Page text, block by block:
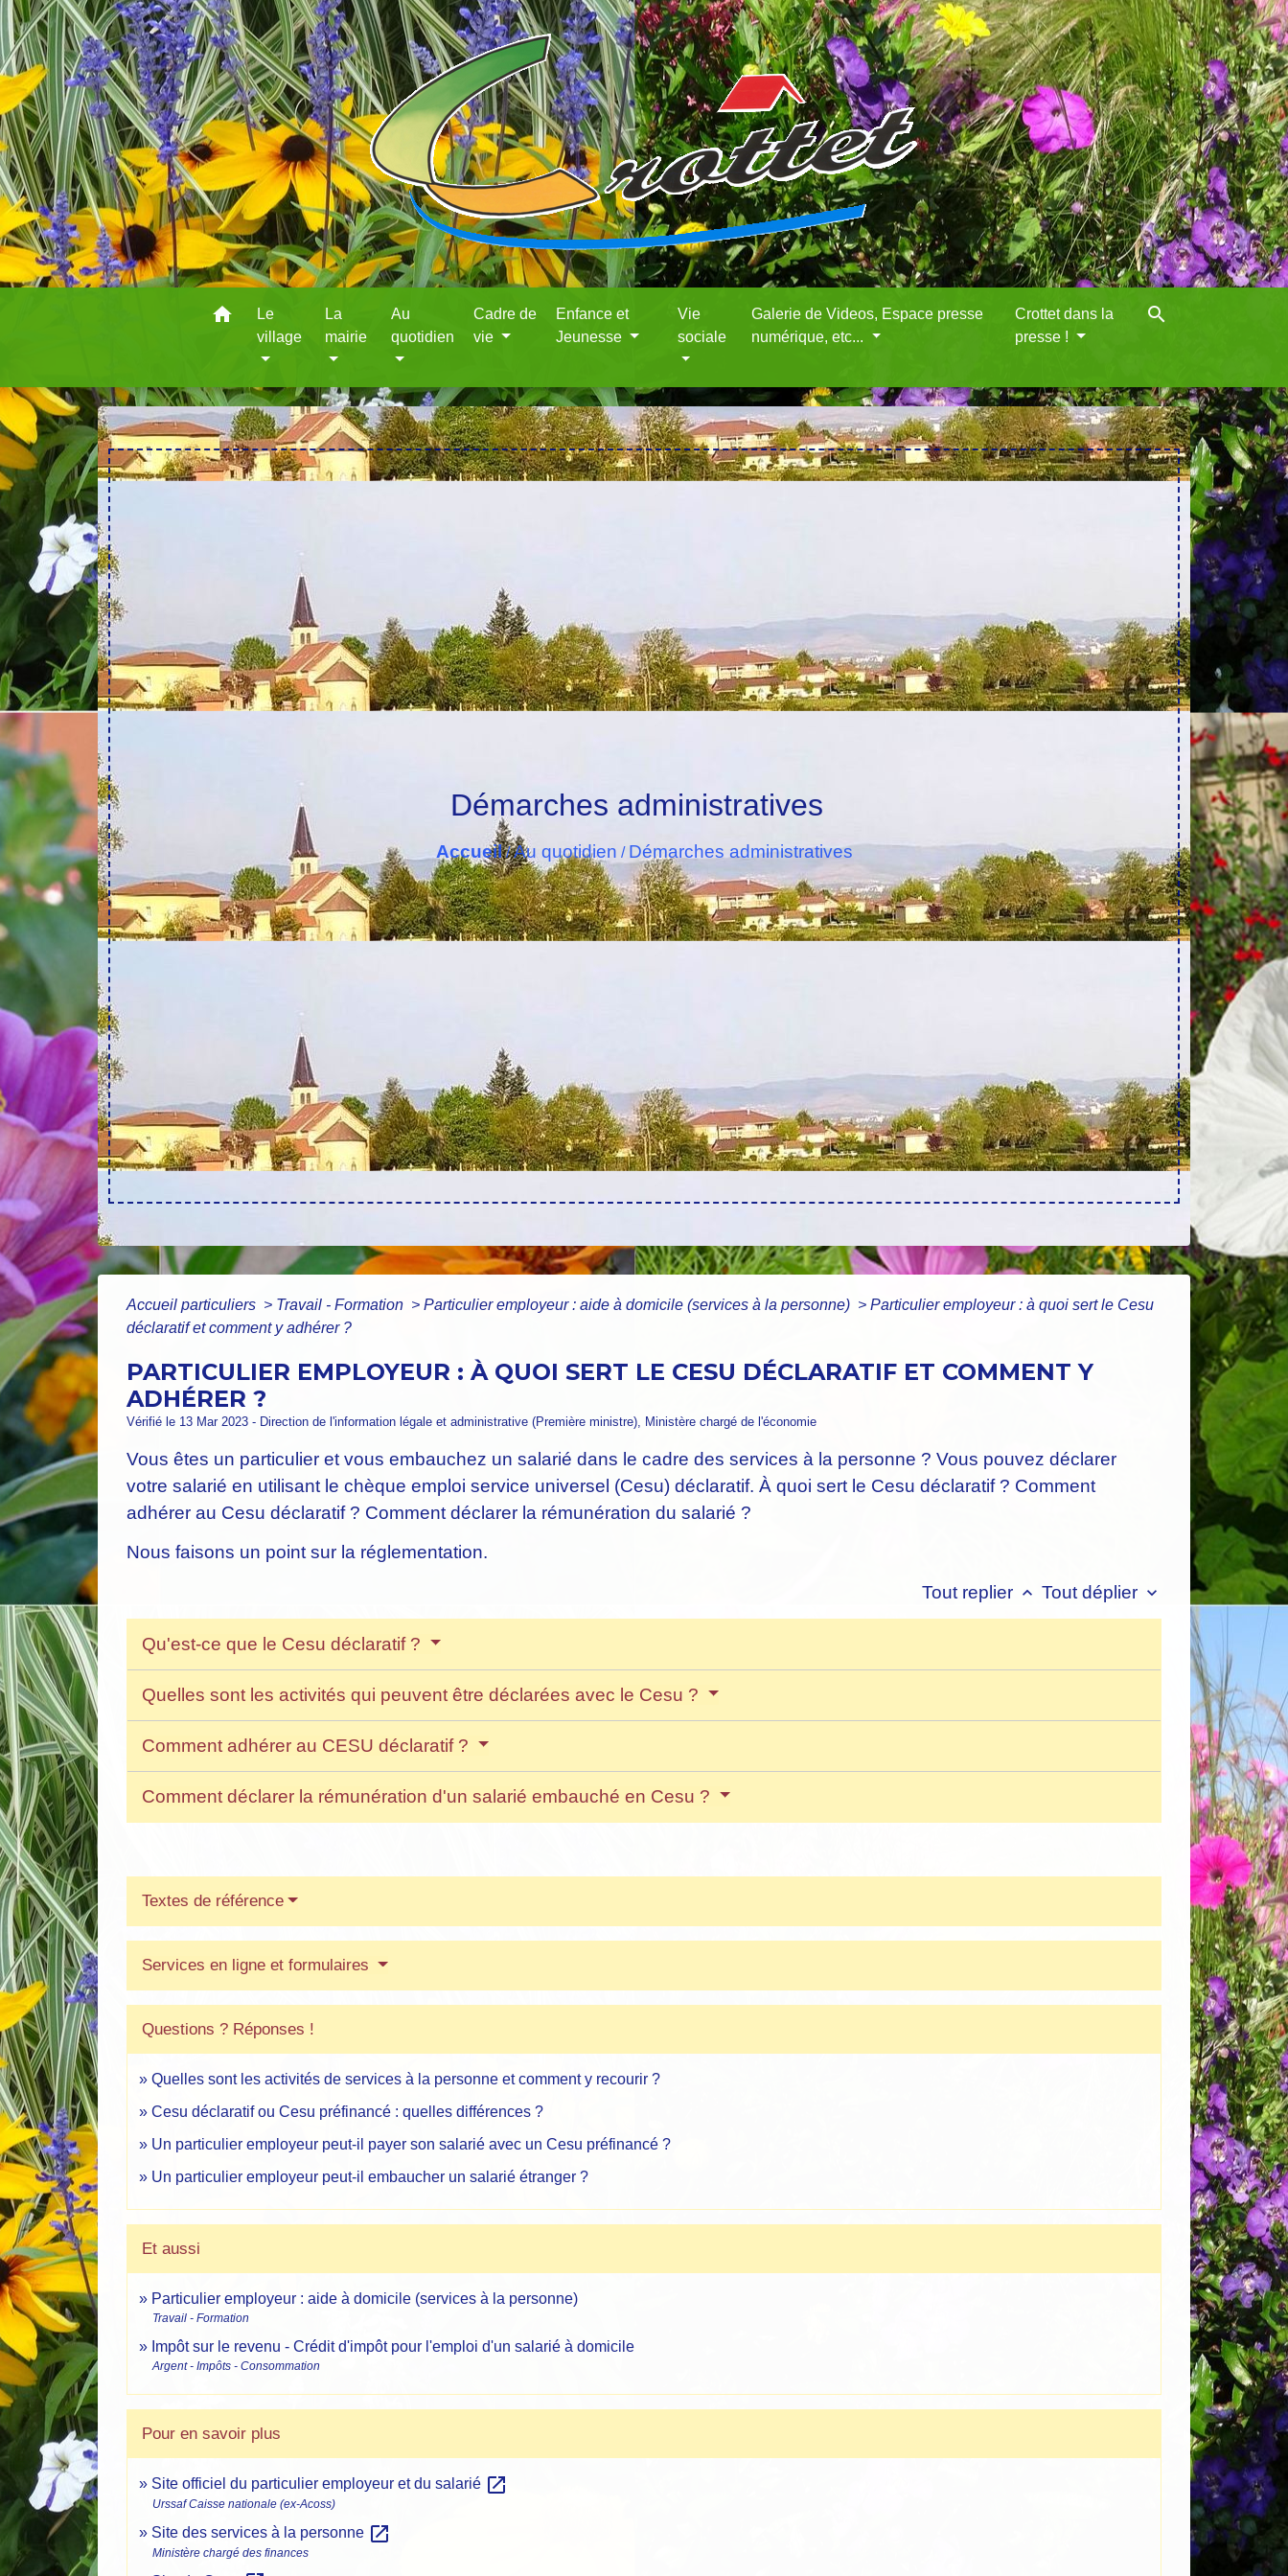
home
Le
village
La
mairie
Au
quotidien
Cadre de
vie
Enfance et
Jeunesse
Vie
sociale
Galerie de Videos, Espace presse
numérique, etc...
Crottet dans la
presse !
search
Démarches administratives
Accueil/Au quotidien / Démarches administratives
Accueil particuliers > Travail - Formation > Particulier employeur : aide à domicile (services à la personne) > Particulier employeur : à quoi sert le Cesu
déclaratif et comment y adhérer ?
PARTICULIER EMPLOYEUR : À QUOI SERT LE CESU DÉCLARATIF ET COMMENT Y
ADHÉRER ?
Vérifié le 13 Mar 2023 - Direction de l'information légale et administrative (Première ministre), Ministère chargé de l'économie
Vous êtes un particulier et vous embauchez un salarié dans le cadre des services à la personne ? Vous pouvez déclarer
votre salarié en utilisant le chèque emploi service universel (Cesu) déclaratif. À quoi sert le Cesu déclaratif ? Comment
adhérer au Cesu déclaratif ? Comment déclarer la rémunération du salarié ?
Nous faisons un point sur la réglementation.
Tout replier keyboard_arrow_up Tout déplier keyboard_arrow_down
Qu'est-ce que le Cesu déclaratif ?
Quelles sont les activités qui peuvent être déclarées avec le Cesu ?
Comment adhérer au CESU déclaratif ?
Comment déclarer la rémunération d'un salarié embauché en Cesu ?
Textes de référence
Services en ligne et formulaires
Questions ? Réponses !
Quelles sont les activités de services à la personne et comment y recourir ?
Cesu déclaratif ou Cesu préfinancé : quelles différences ?
Un particulier employeur peut-il payer son salarié avec un Cesu préfinancé ?
Un particulier employeur peut-il embaucher un salarié étranger ?
Et aussi
Particulier employeur : aide à domicile (services à la personne)
Travail - Formation
Impôt sur le revenu - Crédit d'impôt pour l'emploi d'un salarié à domicile
Argent - Impôts - Consommation
Pour en savoir plus
Site officiel du particulier employeur et du salarié open_in_new
Urssaf Caisse nationale (ex-Acoss)
Site des services à la personne open_in_new
Ministère chargé des finances